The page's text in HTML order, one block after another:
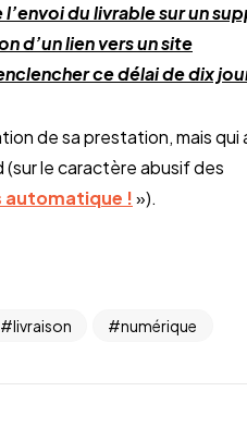
du livrable sur un
d’un lien vers un site
ce délai de dix
de sa prestation, mais qui
le caractère abusif des
automatique !»).
livraison numérique